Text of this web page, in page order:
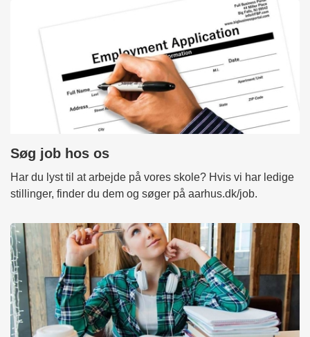
Søg job hos os
Har du lyst til at arbejde på vores skole? Hvis vi har ledige
stillinger, finder du dem og søger på aarhus.dk/job.